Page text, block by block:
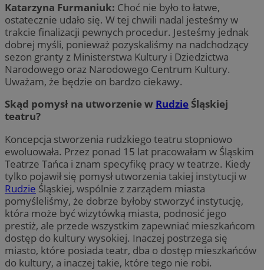
Katarzyna Furmaniuk: Choć nie było to łatwe,
ostatecznie udało się. W tej chwili nadal jesteśmy w
trakcie finalizacji pewnych procedur. Jesteśmy jednak
dobrej myśli, ponieważ pozyskaliśmy na nadchodzący
sezon granty z Ministerstwa Kultury i Dziedzictwa
Narodowego oraz Narodowego Centrum Kultury.
Uważam, że będzie on bardzo ciekawy.
Skąd pomysł na utworzenie w Rudzie Śląskiej
teatru?
Koncepcja stworzenia rudzkiego teatru stopniowo
ewoluowała. Przez ponad 15 lat pracowałam w Śląskim
Teatrze Tańca i znam specyfikę pracy w teatrze. Kiedy
tylko pojawił się pomysł utworzenia takiej instytucji w
Rudzie Śląskiej, wspólnie z zarządem miasta
pomyśleliśmy, że dobrze byłoby stworzyć instytucję,
która może być wizytówką miasta, podnosić jego
prestiż, ale przede wszystkim zapewniać mieszkańcom
dostęp do kultury wysokiej. Inaczej postrzega się
miasto, które posiada teatr, dba o dostęp mieszkańców
do kultury, a inaczej takie, które tego nie robi.